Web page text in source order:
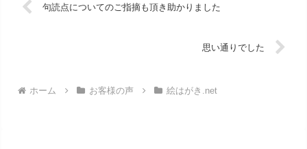
句読点についてのご指摘も頂き助かりました
思い通りでした
ホーム お客様の声 絵はがき.net